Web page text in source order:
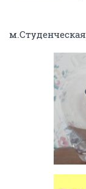
м.Студенческая